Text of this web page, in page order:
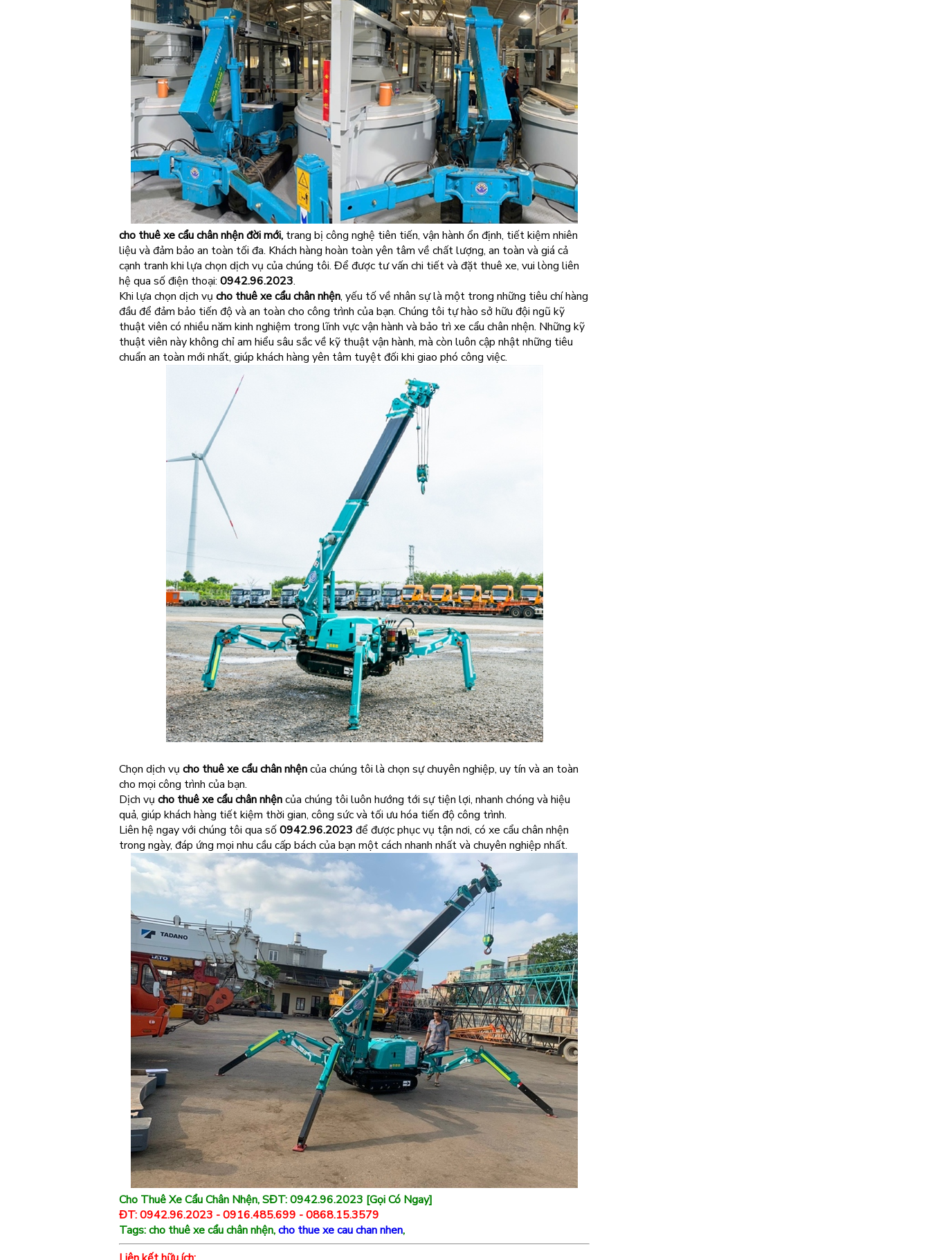
cho thuê xe cẩu chân nhện đời mới, trang bị công nghệ tiên tiến, vận hành ổn định, tiết kiệm nhiên
liệu và đảm bảo an toàn tối đa. Khách hàng hoàn toàn yên tâm về chất lượng, an toàn và giá cả
cạnh tranh khi lựa chọn dịch vụ của chúng tôi. Để được tư vấn chi tiết và đặt thuê xe, vui lòng liên
hệ qua số điện thoại: 0942.96.2023.
Khi lựa chọn dịch vụ cho thuê xe cẩu chân nhện, yếu tố về nhân sự là một trong những tiêu chí hàng
đầu để đảm bảo tiến độ và an toàn cho công trình của bạn. Chúng tôi tự hào sở hữu đội ngũ kỹ
thuật viên có nhiều năm kinh nghiệm trong lĩnh vực vận hành và bảo trì xe cẩu chân nhện. Những kỹ
thuật viên này không chỉ am hiểu sâu sắc về kỹ thuật vận hành, mà còn luôn cập nhật những tiêu
chuẩn an toàn mới nhất, giúp khách hàng yên tâm tuyệt đối khi giao phó công việc.
Chọn dịch vụ cho thuê xe cẩu chân nhệncủa chúng tôi là chọn sự chuyên nghiệp, uy tín và an toàn
cho mọi công trình của bạn.
Dịch vụ cho thuê xe cẩu chân nhệncủa chúng tôi luôn hướng tới sự tiện lợi, nhanh chóng và hiệu
quả, giúp khách hàng tiết kiệm thời gian, công sức và tối ưu hóa tiến độ công trình.
Liên hệ ngay với chúng tôi qua số0942.96.2023 để được phục vụ tận nơi, có xe cẩu chân nhện
trong ngày, đáp ứng mọi nhu cầu cấp bách của bạn một cách nhanh nhất và chuyên nghiệp nhất.
Cho Thuê Xe Cẩu Chân Nhện, SĐT: 0942.96.2023 [Gọi Có Ngay]
ĐT: 0942.96.2023 - 0916.485.699 - 0868.15.3579
Tags: cho thuê xe cẩu chân nhện,cho thue xe cau chan nhen,